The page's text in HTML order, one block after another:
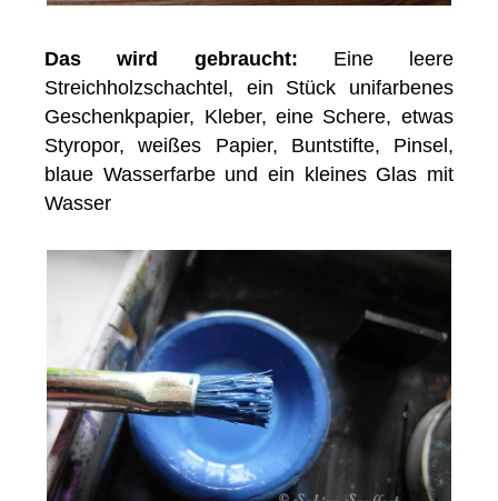
Das wird gebraucht: Eine leere
Streichholzschachtel, ein Stück unifarbenes
Geschenkpapier, Kleber, eine Schere, etwas
Styropor, weißes Papier, Buntstifte, Pinsel,
blaue Wasserfarbe und ein kleines Glas mit
Wasser